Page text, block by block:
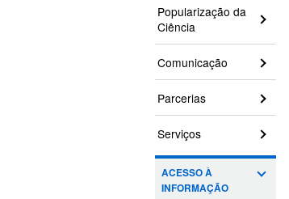
Popularização da
Ciência
Comunicação
Parcerias
Serviços
ACESSO À
INFORMAÇÃO